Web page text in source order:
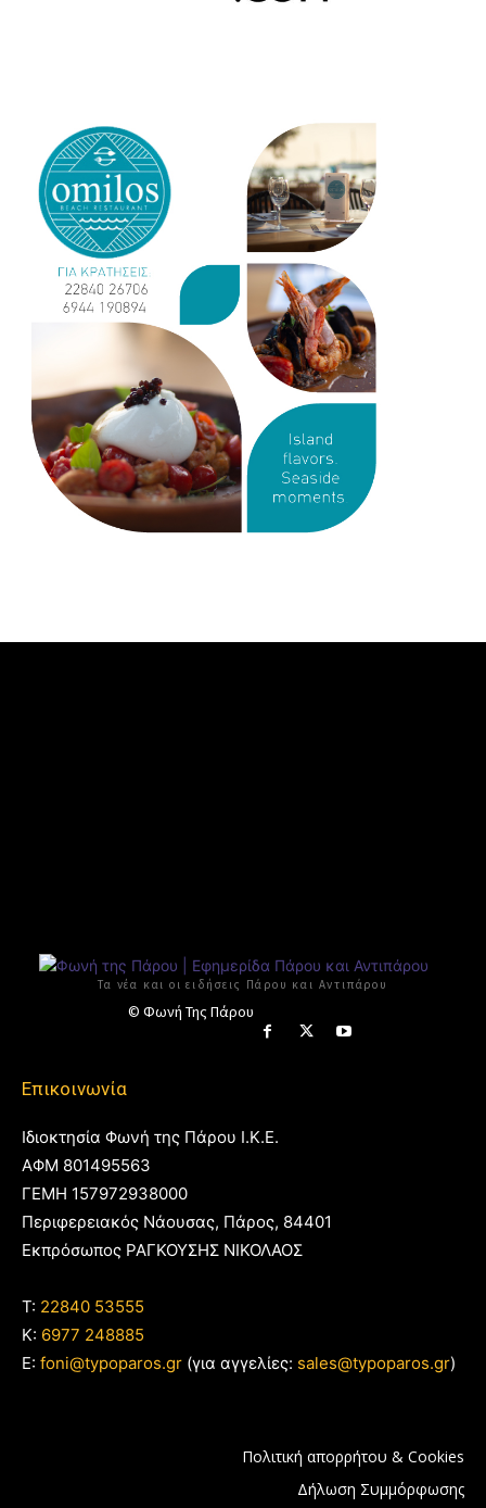
Τα νέα και οι ειδήσεις Πάρου και Αντιπάρου
© Φωνή Της Πάρου
Επικοινωνία
Ιδιοκτησία Φωνή της Πάρου Ι.Κ.Ε.
ΑΦΜ 801495563
ΓΕΜΗ 157972938000
Περιφερειακός Νάουσας, Πάρος, 84401
Εκπρόσωπος ΡΑΓΚΟΥΣΗΣ ΝΙΚΟΛΑΟΣ
T: 22840 53555
Κ: 6977 248885
E: foni@typoparos.gr (για αγγελίες: sales@typoparos.gr)
Πολιτική απορρήτου & Cookies
Δήλωση Συμμόρφωσης